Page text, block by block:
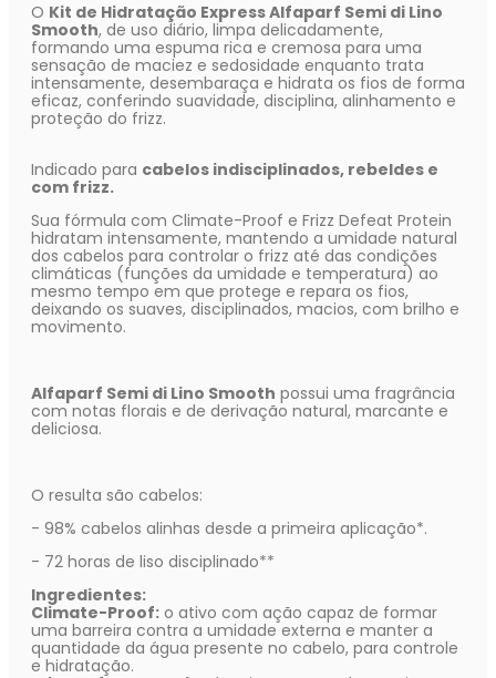
O Kit de Hidratação Express Alfaparf Semi di Lino
Smooth, de uso diário, limpa delicadamente,
formando uma espuma rica e cremosa para uma
sensação de maciez e sedosidade enquanto trata
intensamente, desembaraça e hidrata os fios de forma
eficaz, conferindo suavidade, disciplina, alinhamento e
proteção do frizz.
Indicado para cabelos indisciplinados, rebeldes e
com frizz.
Sua fórmula com Climate-Proof e Frizz Defeat Protein
hidratam intensamente, mantendo a umidade natural
dos cabelos para controlar o frizz até das condições
climáticas (funções da umidade e temperatura) ao
mesmo tempo em que protege e repara os fios,
deixando os suaves, disciplinados, macios, com brilho e
movimento.
Alfaparf Semi di Lino Smooth possui uma fragrância
com notas florais e de derivação natural, marcante e
deliciosa.
O resulta são cabelos:
- 98% cabelos alinhas desde a primeira aplicação*.
- 72 horas de liso disciplinado**
Ingredientes:
Climate-Proof: o ativo com ação capaz de formar
uma barreira contra a umidade externa e manter a
quantidade da água presente no cabelo, para controle
e hidratação.